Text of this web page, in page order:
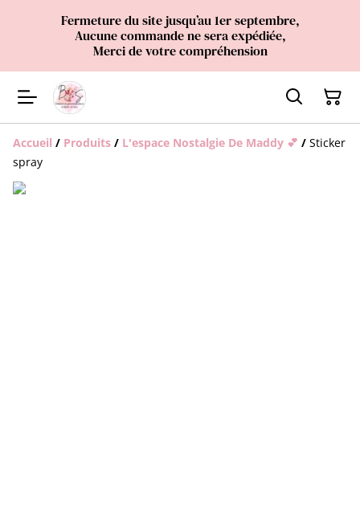
Fermeture du site jusqu’au 1er septembre,
Aucune commande ne sera expédiée,
Merci de votre compréhension
Accueil / Produits / L'espace Nostalgie De Maddy 💕 / Sticker
spray